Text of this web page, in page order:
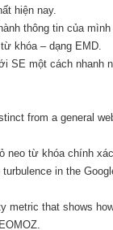
hiện nay.
thông tin của
khóa – dạng EMD.
SE một cách nhanh
from a general
neo từ khóa chính
in the
metric that shows